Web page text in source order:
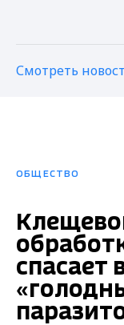
Смотреть
ОБЩЕСТВО
спасает